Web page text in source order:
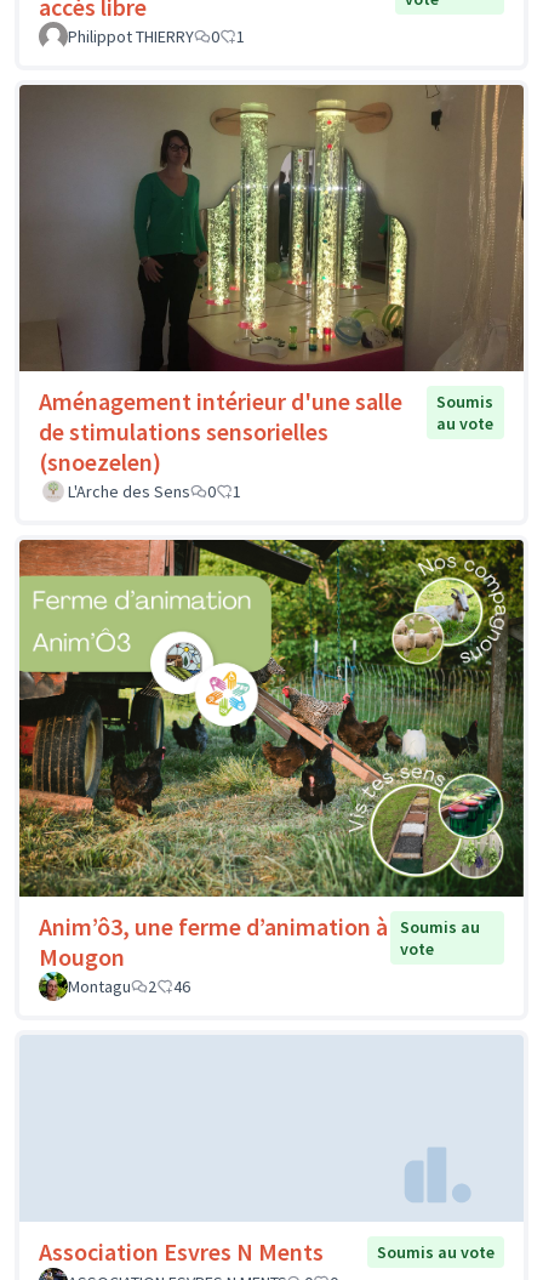
accès libre
Philippot THIERRY
0 1
Aménagement intérieur d'une salle
de stimulations sensorielles
(snoezelen)
Soumis
au vote
L'Arche des Sens 0 1
Anim’ô3, une ferme d’animation à
Mougon
Soumis au
vote
Montagu
2 46
Association Esvres N Ments
Soumis au vote